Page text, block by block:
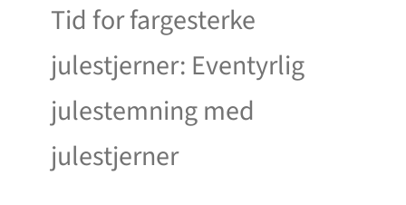
Tid for fargesterke
julestjerner: Eventyrlig
julestemning med
julestjerner